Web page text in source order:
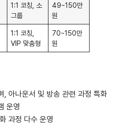
1:1 코칭, 소
그룹
49~150만
원
1:1 코칭,
VIP 맞춤형
70~150만
원
, 아나운서 및 방송 관련 과정 특화
운영
과정 다수 운영